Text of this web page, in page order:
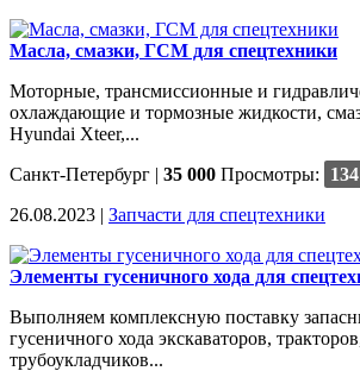
Масла, смазки, ГСМ для спецтехники
Моторные, трансмиссионные и
охлаждающие и тормозные жидкости,
Hyundai Xteer,...
Санкт-Петербург | 35 000 Просмотры:
134
26.08.2023 | Запчасти для спецтехники
Элементы гусеничного хода для
Выполняем комплексную поставку
гусеничного хода экскаваторов,
трубоукладчиков...